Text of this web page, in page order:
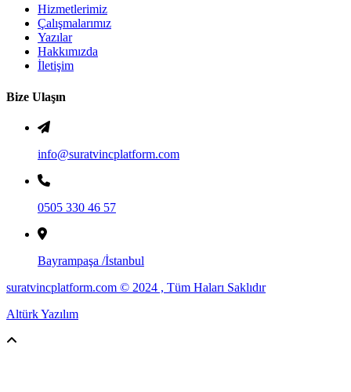
Hizmetlerimiz
Çalışmalarımız
Yazılar
Hakkımızda
İletişim
Bize Ulaşın
info@suratvincplatform.com
0505 330 46 57
Bayrampaşa /İstanbul
suratvincplatform.com © 2024 , Tüm Haları Saklıdır
Altürk Yazılım